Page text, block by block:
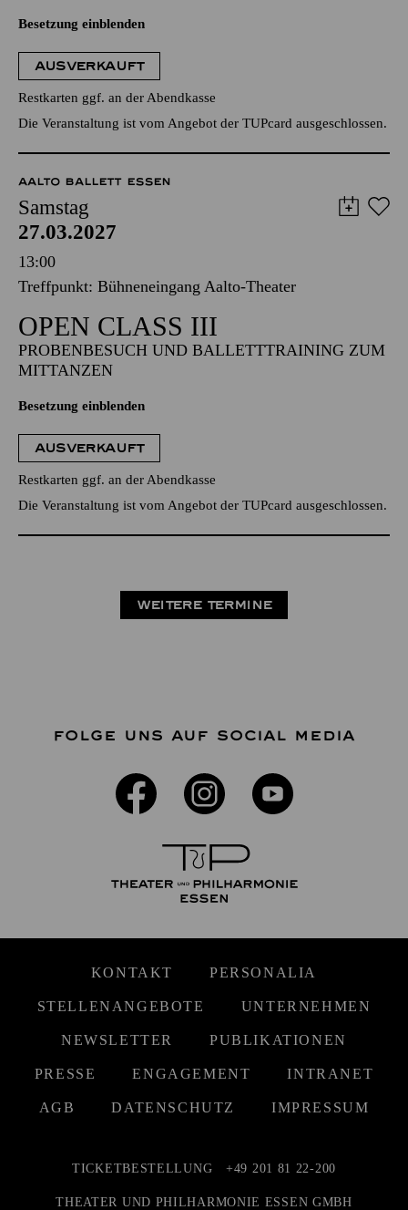
Besetzung einblenden
AUSVERKAUFT
Restkarten ggf. an der Abendkasse
Die Veranstaltung ist vom Angebot der TUPcard ausgeschlossen.
AALTO BALLETT ESSEN
Samstag
27.03.2027
13:00
Treffpunkt: Bühneneingang Aalto-Theater
OPEN CLASS III
PROBENBESUCH UND BALLETTTRAINING ZUM
MITTANZEN
Besetzung einblenden
AUSVERKAUFT
Restkarten ggf. an der Abendkasse
Die Veranstaltung ist vom Angebot der TUPcard ausgeschlossen.
WEITERE TERMINE
FOLGE UNS AUF SOCIAL MEDIA
KONTAKT PERSONALIA
STELLENANGEBOTE UNTERNEHMEN
NEWSLETTER PUBLIKATIONEN
PRESSE ENGAGEMENT INTRANET
AGB DATENSCHUTZ IMPRESSUM
TICKETBESTELLUNG +49 201 81 22-200
THEATER UND PHILHARMONIE ESSEN GMBH